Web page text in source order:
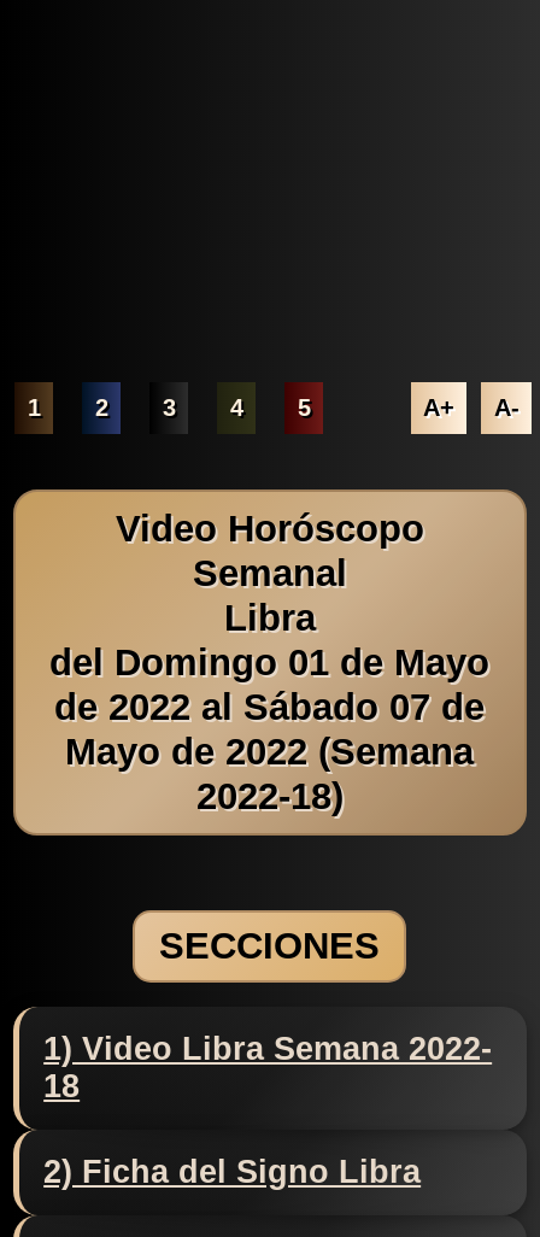
1 2 3 4 5 A+ A-
Video Horóscopo
Semanal
Libra
del Domingo 01 de Mayo
de 2022 al Sábado 07 de
Mayo de 2022 (Semana
2022-18)
SECCIONES
1) Video Libra Semana 2022-
18
2) Ficha del Signo Libra